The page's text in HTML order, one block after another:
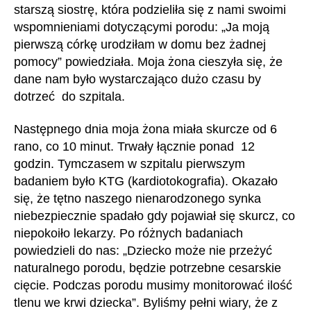
starszą siostrę, która podzieliła się z nami swoimi
wspomnieniami dotyczącymi porodu: „Ja moją
pierwszą córkę urodziłam w domu bez żadnej
pomocy” powiedziała. Moja żona cieszyła się, że
dane nam było wystarczająco dużo czasu by
dotrzeć do szpitala.
Następnego dnia moja żona miała skurcze od 6
rano, co 10 minut. Trwały łącznie ponad 12
godzin. Tymczasem w szpitalu pierwszym
badaniem było KTG (kardiotokografia). Okazało
się, że tętno naszego nienarodzonego synka
niebezpiecznie spadało gdy pojawiał się skurcz, co
niepokoiło lekarzy. Po różnych badaniach
powiedzieli do nas: „Dziecko może nie przeżyć
naturalnego porodu, będzie potrzebne cesarskie
cięcie. Podczas porodu musimy monitorować ilość
tlenu we krwi dziecka”. Byliśmy pełni wiary, że z